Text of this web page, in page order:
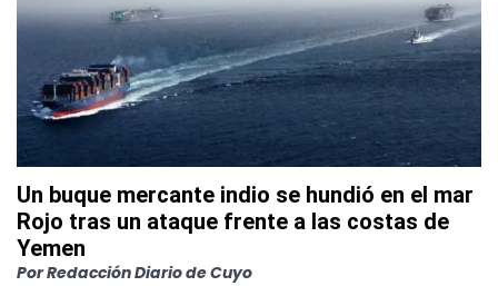
Un buque mercante indio se hundió en el mar
Rojo tras un ataque frente a las costas de
Yemen
PorRedacción Diario de Cuyo